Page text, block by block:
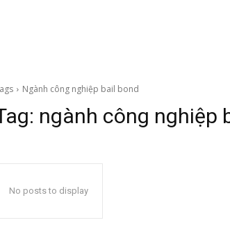
Ngành công nghiệp bail bond
ngành công nghiệp
No posts to display